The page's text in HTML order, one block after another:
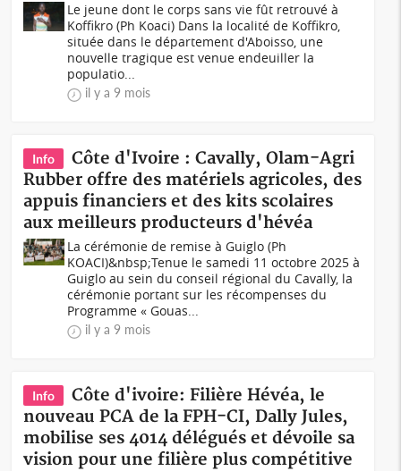
Le jeune dont le corps sans vie fût retrouvé à
Koffikro (Ph Koaci) Dans la localité de Koffikro,
située dans le département d'Aboisso, une
nouvelle tragique est venue endeuiller la
populatio...
il y a 9 mois
Info
Côte d'Ivoire : Cavally, Olam-Agri
Rubber offre des matériels agricoles, des
appuis financiers et des kits scolaires
aux meilleurs producteurs d'hévéa
La cérémonie de remise à Guiglo (Ph
KOACI)&nbsp;Tenue le samedi 11 octobre 2025 à
Guiglo au sein du conseil régional du Cavally, la
cérémonie portant sur les récompenses du
Programme « Gouas...
il y a 9 mois
Info
Côte d'ivoire: Filière Hévéa, le
nouveau PCA de la FPH-CI, Dally Jules,
mobilise ses 4014 délégués et dévoile sa
vision pour une filière plus compétitive